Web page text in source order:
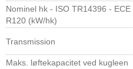
Nominel hk - ISO TR14396 - ECE
R120 (kW/hk)
Transmission
Maks. løftekapacitet ved kugleen